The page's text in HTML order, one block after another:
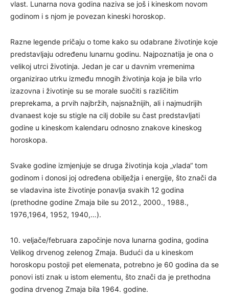
vlast. Lunarna nova godina naziva se još i kineskom novom
godinom i s njom je povezan kineski horoskop.
Razne legende pričaju o tome kako su odabrane životinje koje
predstavljaju određenu lunarnu godinu. Najpoznatija je ona o
velikoj utrci životinja. Jedan je car u davnim vremenima
organizirao utrku između mnogih životinja koja je bila vrlo
izazovna i životinje su se morale suočiti s različitim
preprekama, a prvih najbržih, najsnažnijih, ali i najmudrijih
dvanaest koje su stigle na cilj dobile su čast predstavljati
godine u kineskom kalendaru odnosno znakove kineskog
horoskopa.
Svake godine izmjenjuje se druga životinja koja „vlada“ tom
godinom i donosi joj određena obilježja i energije, što znači da
se vladavina iste životinje ponavlja svakih 12 godina
(prethodne godine Zmaja bile su 2012., 2000., 1988.,
1976,1964, 1952, 1940,…).
10. veljače/februara započinje nova lunarna godina, godina
Velikog drvenog zelenog Zmaja. Budući da u kineskom
horoskopu postoji pet elemenata, potrebno je 60 godina da se
ponovi isti znak u istom elementu, što znači da je prethodna
godina drvenog Zmaja bila 1964. godine.